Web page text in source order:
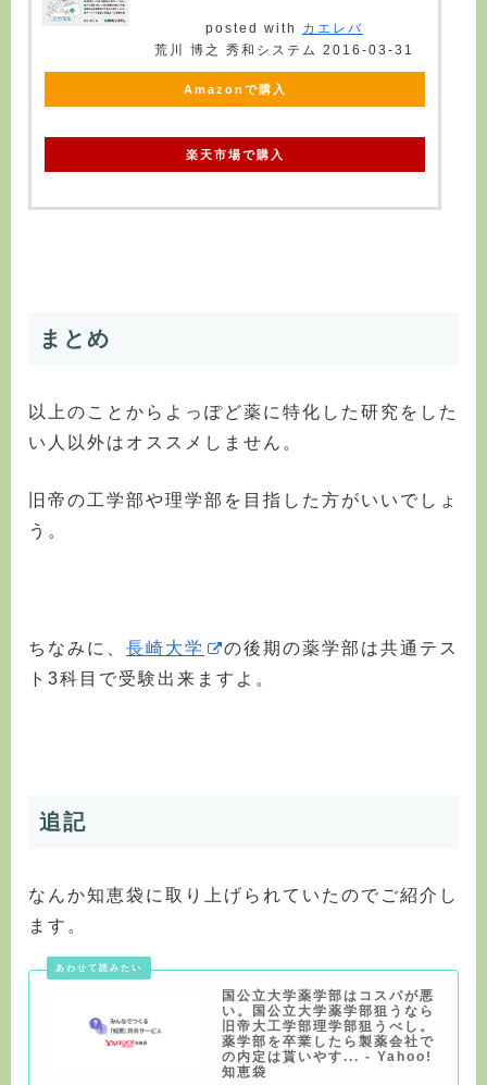
posted with カエレバ
荒川 博之 秀和システム 2016-03-31
Amazonで購入
楽天市場で購入
まとめ
以上のことからよっぽど薬に特化した研究をした
い人以外はオススメしません。
旧帝の工学部や理学部を目指した方がいいでしょ
う。
ちなみに、 長崎大学
の後期の薬学部は共通テス
ト3科目で受験出来ますよ。
追記
なんか知恵袋に取り上げられていたのでご紹介し
ます。
国公立大学薬学部はコスパが悪
い。国公立大学薬学部狙うなら
旧帝大工学部理学部狙うべし。
薬学部を卒業したら製薬会社で
の内定は貰いやす... - Yahoo!
知恵袋